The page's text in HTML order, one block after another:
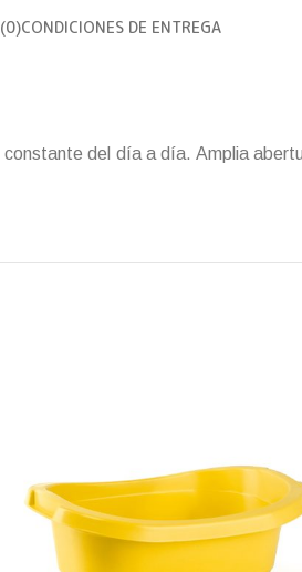
CONDICIONES DE ENTREGA
del día a día. Amplia